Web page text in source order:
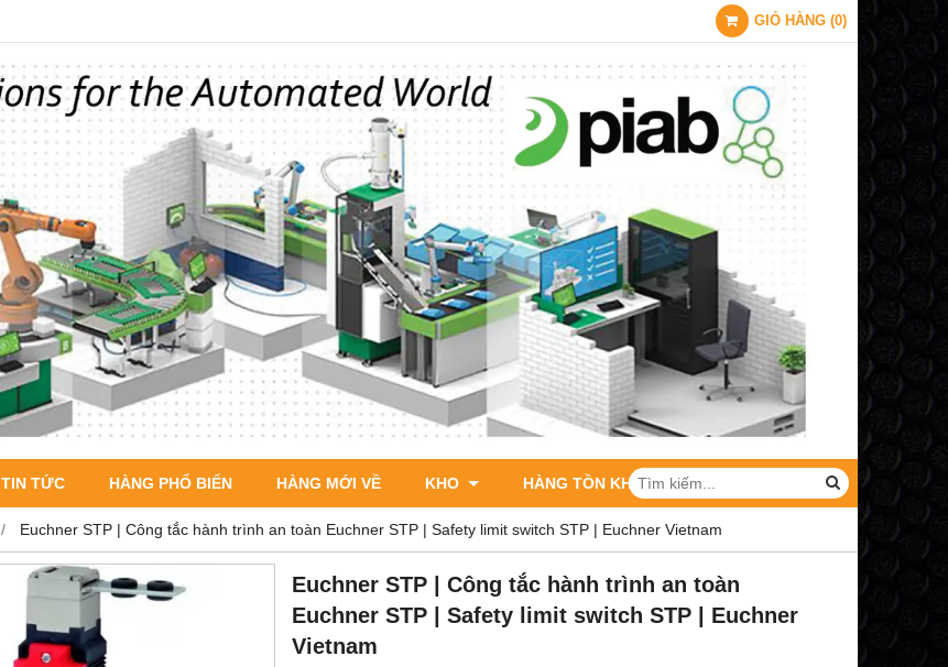
GIỎ HÀNG (0)
TIN TỨC HÀNG PHỔ BIẾN HÀNG MỚI VỀ KHO HÀNG TỒN KHO
Euchner STP | Công tắc hành trình an toàn Euchner STP | Safety limit switch STP | Euchner Vietnam
Euchner STP | Công tắc hành trình an toàn
Euchner STP | Safety limit switch STP | Euchner
Vietnam